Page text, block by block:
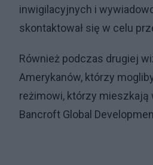
inwigilacyjnych i
skontaktował się w celu
Również podczas drugiej
Amerykanów, którzy
reżimowi, którzy mieszkają
Bancroft Global